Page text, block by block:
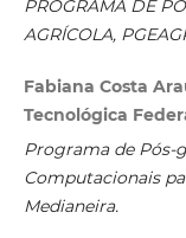
PROGRAMA DE
AGRÍCOLA,
Fabiana Costa
Tecnológica
Programa de Pós-
Computacionais
Medianeira.